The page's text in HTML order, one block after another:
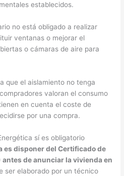
establecidos.
no está obligado a realizar
ventanas o mejorar el
o cámaras de aire para
que el aislamiento no tenga
valoran el consumo
en cuenta el coste de
por una compra.
sí es obligatorio
es disponer del Certificado de
antes de anunciar la vivienda en
ser elaborado por un técnico